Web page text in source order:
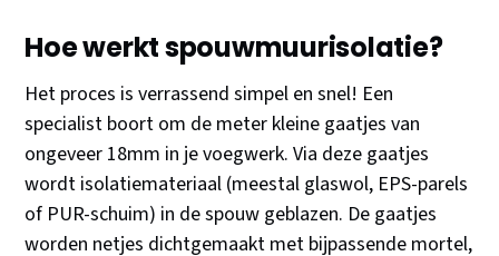
Hoe werkt spouwmuurisolatie?
Het proces is verrassend simpel en snel! Een
specialist boort om de meter kleine gaatjes van
ongeveer 18mm in je voegwerk. Via deze gaatjes
wordt isolatiemateriaal (meestal glaswol, EPS-parels
of PUR-schuim) in de spouw geblazen. De gaatjes
worden netjes dichtgemaakt met bijpassende mortel,